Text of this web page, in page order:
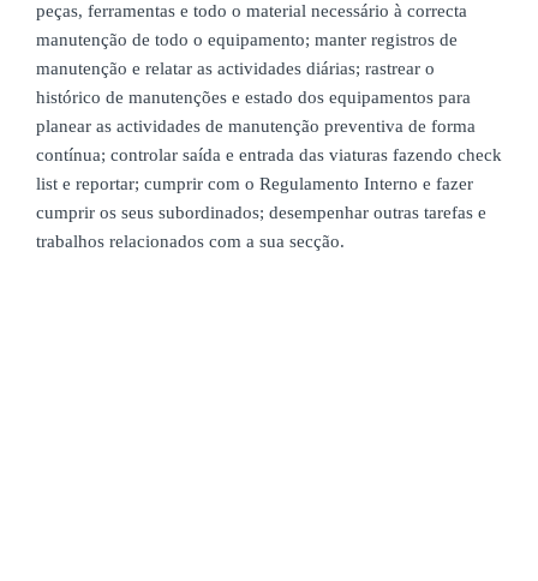
peças, ferramentas e todo o material necessário à correcta
manutenção de todo o equipamento; manter registros de
manutenção e relatar as actividades diárias; rastrear o
histórico de manutenções e estado dos equipamentos para
planear as actividades de manutenção preventiva de forma
contínua; controlar saída e entrada das viaturas fazendo check
list e reportar; cumprir com o Regulamento Interno e fazer
cumprir os seus subordinados; desempenhar outras tarefas e
trabalhos relacionados com a sua secção.